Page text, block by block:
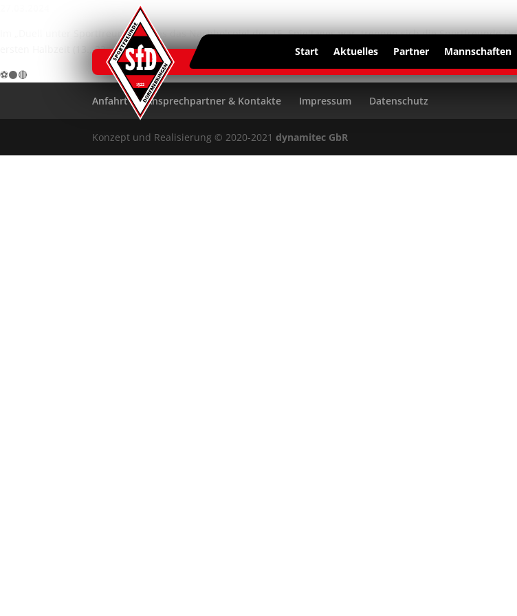
Start Aktuelles Partner Mannschaften
Im „Duell unter Sportfreunden“, das das Nachholspiel des 15. Spieltages war, trennen sich die Sportfreunde
ersten Halbzeit (13., 23. und 27.).
⚽⚫🔴
Anfahrt
Ansprechpartner & Kontakte Impressum Datenschutz
Konzept und Realisierung © 2020-2021dynamitec GbR